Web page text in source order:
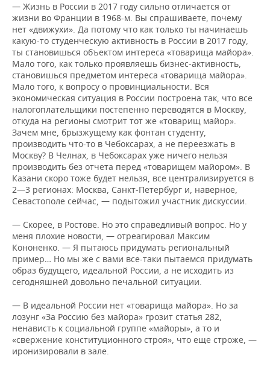
— Жизнь в России в 2017 году сильно отличается от
жизни во Франции в 1968-м. Вы спрашиваете, почему
нет «движухи». Да потому что как только ты начинаешь
какую-то студенческую активность в России в 2017 году,
ты становишься объектом интереса «товарища майора».
Мало того, как только проявляешь бизнес-активность,
становишься предметом интереса «товарища майора».
Мало того, к вопросу о провинциальности. Вся
экономическая ситуация в России построена так, что все
налогоплательщики постепенно переводятся в Москву,
откуда на регионы смотрит тот же «товарищ майор».
Зачем мне, брызжущему как фонтан студенту,
производить что-то в Чебоксарах, а не переезжать в
Москву? В Челнах, в Чебоксарах уже ничего нельзя
производить без отчета перед «товарищем майором». В
Казани скоро тоже будет нельзя, все централизируется в
2—3 регионах: Москва, Санкт-Петербург и, наверное,
Севастополе сейчас, — подытожил участник дискуссии.
— Скорее, в Ростове. Но это справедливый вопрос. Но у
меня плохие новости, — отреагировал Максим
Кононенко. — Я пытаюсь придумать региональный
пример… Но мы же с вами все-таки пытаемся придумать
образ будущего, идеальной России, а не исходить из
сегодняшней довольно печальной ситуации.
— В идеальной России нет «товарища майора». Но за
лозунг «За Россию без майора» грозит статья 282,
ненависть к социальной группе «майоры», а то и
«свержение конституционного строя», что еще строже, —
иронизировали в зале.